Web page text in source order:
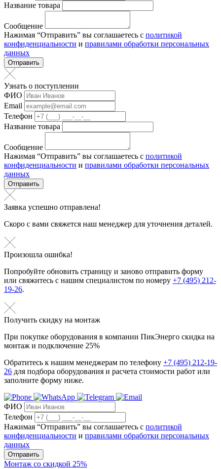
Название товара
Сообщение
Нажимая “Отправить” вы соглашаетесь с политикой
конфиденциальности и правилами обработки персональных
данных
Отправить
Узнать о поступлении
ФИО
Email
Телефон
Название товара
Сообщение
Нажимая “Отправить” вы соглашаетесь с политикой
конфиденциальности и правилами обработки персональных
данных
Отправить
Заявка успешно отправлена!
Скоро с вами свяжется наш менеджер для уточнения деталей.
Произошла ошибка!
Попробуйте обновить страницу и заново отправить форму
или свяжитесь с нашим специалистом по номеру +7 (495) 212-
19-26.
Получить скидку на монтаж
При покупке оборудования в компании ПикЭнерго скидка на
монтаж и подключение 25%
Обратитесь к нашим менеджерам по телефону +7 (495) 212-19-
26 для подбора оборудования и расчета стоимости работ или
заполните форму ниже.
ФИО
Телефон
Нажимая “Отправить” вы соглашаетесь с политикой
конфиденциальности и правилами обработки персональных
данных
Отправить
Монтаж со скидкой 25%